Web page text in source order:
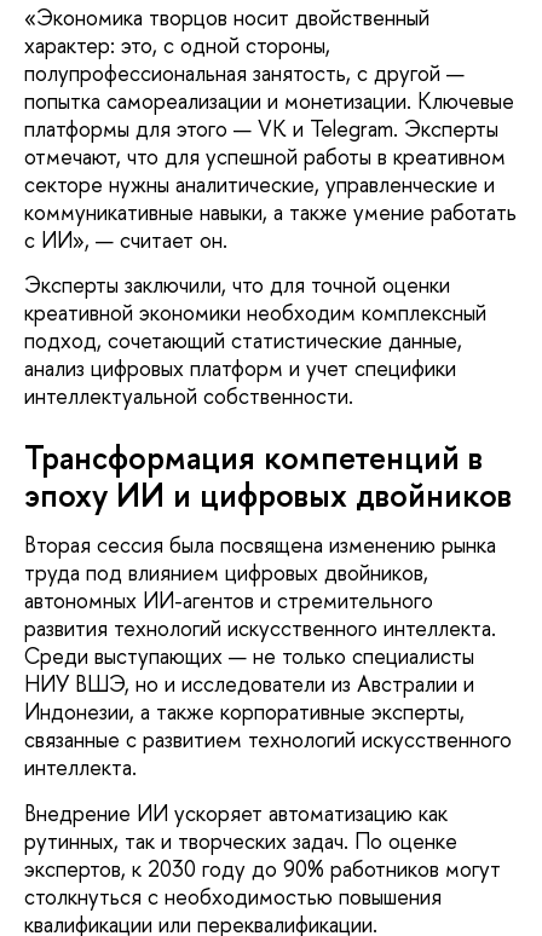
«Экономика творцов носит двойственный
характер: это, с одной стороны,
полупрофессиональная занятость, с другой —
попытка самореализации и монетизации. Ключевые
платформы для этого — VK и Telegram. Эксперты
отмечают, что для успешной работы в креативном
секторе нужны аналитические, управленческие и
коммуникативные навыки, а также умение работать
с ИИ», — считает он.
Эксперты заключили, что для точной оценки
креативной экономики необходим комплексный
подход, сочетающий статистические данные,
анализ цифровых платформ и учет специфики
интеллектуальной собственности.
Трансформация компетенций в
эпоху ИИ и цифровых двойников
Вторая сессия была посвящена изменению рынка
труда под влиянием цифровых двойников,
автономных ИИ-агентов и стремительного
развития технологий искусственного интеллекта.
Среди выступающих — не только специалисты
НИУ ВШЭ, но и исследователи из Австралии и
Индонезии, а также корпоративные эксперты,
связанные с развитием технологий искусственного
интеллекта.
Внедрение ИИ ускоряет автоматизацию как
рутинных, так и творческих задач. По оценке
экспертов, к 2030 году до 90% работников могут
столкнуться с необходимостью повышения
квалификации или переквалификации.